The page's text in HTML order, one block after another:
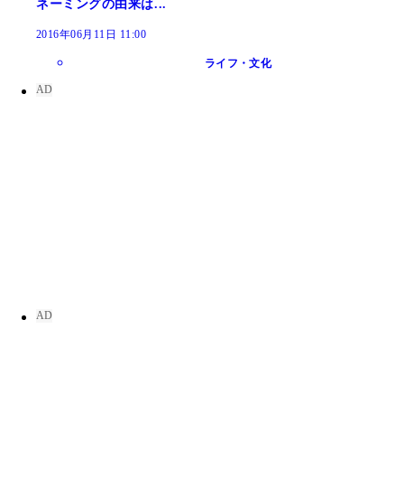
ネーミングの由来は...
2016年06月11日 11:00
ライフ・文化